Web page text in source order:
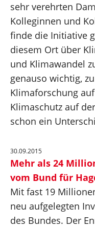
sehr verehrten
Kolleginnen und
finde die Initiative
diesem Ort über
und Klimawandel
genauso wichtig,
Klimaforschung
Klimaschutz auf
schon ein
30.09.2015
Mehr als 24
vom Bund für
Mit fast 19
neu aufgelegten
des Bundes. Der